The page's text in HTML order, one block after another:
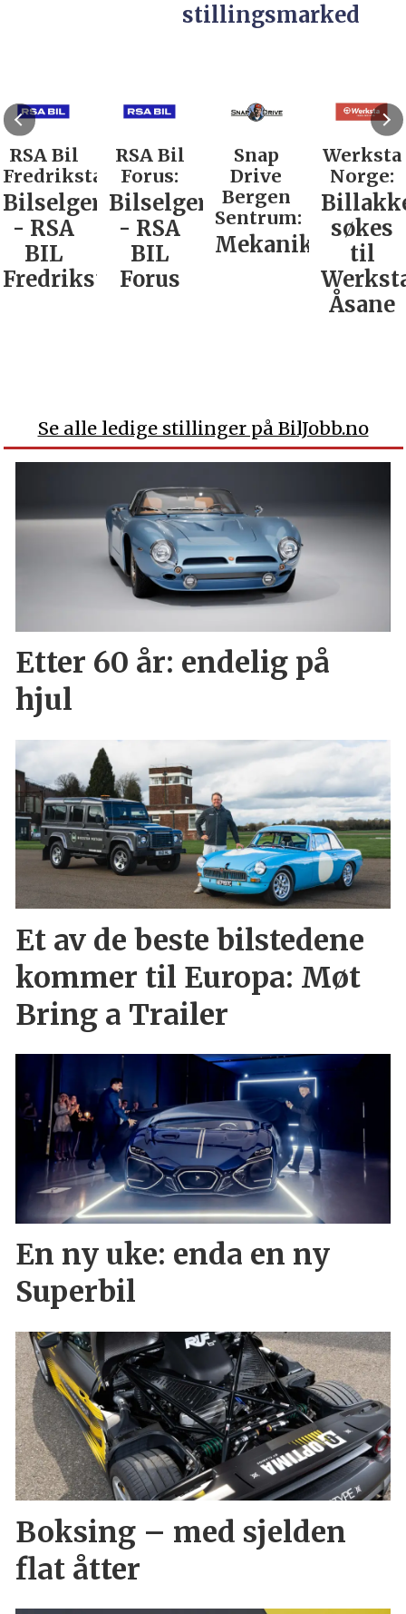
stillingsmarked
RSA Bil
Fredrikstad:
Bilselger
- RSA
BIL
Fredrikstad
RSA Bil
Forus:
Bilselger
- RSA
BIL
Forus
Snap
Drive
Bergen
Sentrum:
Mekaniker
Werksta
Norge:
søkes
til
Åsane
Se alle ledige stillinger på BilJobb.no
Etter 60 år: endelig på
hjul
Et av de beste bilstedene
kommer til Europa: Møt
Bring a Trailer
En ny uke: enda en ny
Superbil
Boksing – med sjelden
flat åtter